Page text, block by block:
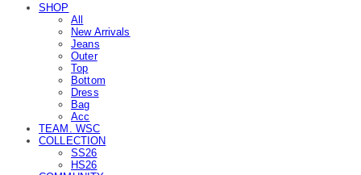
SHOP
All
New Arrivals
Jeans
Outer
Top
Bottom
Dress
Bag
Acc
TEAM. WSC
COLLECTION
SS26
HS26